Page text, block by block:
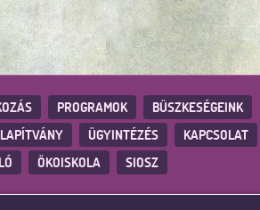
PROGRAMOK
BÜSZKESÉGEINK
ÜGYINTÉZÉS
KAPCSOLAT
ÖKOISKOLA SIOSZ